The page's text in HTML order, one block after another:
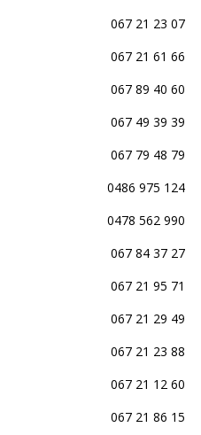
067 21 23 07
067 21 61 66
067 89 40 60
067 49 39 39
067 79 48 79
0486 975 124
0478 562 990
067 84 37 27
067 21 95 71
067 21 29 49
067 21 23 88
067 21 12 60
067 21 86 15